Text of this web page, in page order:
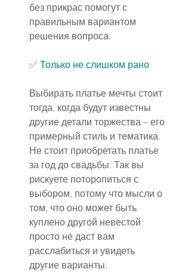
без прикрас помогут с
правильным вариантом
решения вопроса.
✅ Только не слишком рано
Выбирать платье мечты стоит
тогда, когда будут известны
другие детали торжества – его
примерный стиль и тематика.
Не стоит приобретать платье
за год до свадьбы. Так вы
рискуете поторопиться с
выбором, потому что мысли о
том, что оно может быть
куплено другой невестой
просто не даст вам
расслабиться и увидеть
другие варианты.